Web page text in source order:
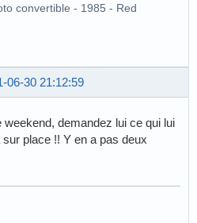
convertible - 1985 - Red
06-30 21:12:59
demandez lui ce qui lui
place !! Y en a pas deux